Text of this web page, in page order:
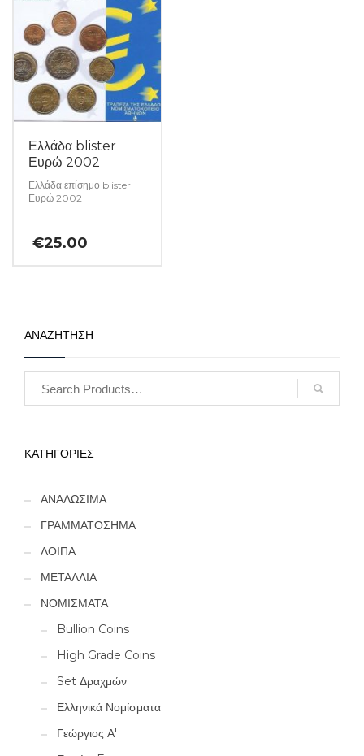
Ελλάδα blister
Ευρώ 2002
Ελλάδα επίσημο blister
Ευρώ 2002
€25.00
ΑΝΑΖΗΤΗΣΗ
ΚΑΤΗΓΟΡΙΕΣ
ΑΝΑΛΩΣΙΜΑ
ΓΡΑΜΜΑΤΟΣΗΜΑ
ΛΟΙΠΑ
ΜΕΤΑΛΛΙΑ
ΝΟΜΙΣΜΑΤΑ
Bullion Coins
High Grade Coins
Set Δραχμών
Ελληνικά Νομίσματα
Γεώργιος Α'